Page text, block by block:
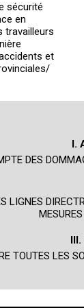
sécurité
en
travailleurs
et
I.
DES
LIGNES
TOUTES LES